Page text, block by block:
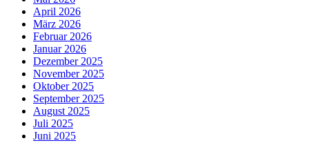
April 2026
März 2026
Februar 2026
Januar 2026
Dezember 2025
November 2025
Oktober 2025
September 2025
August 2025
Juli 2025
Juni 2025